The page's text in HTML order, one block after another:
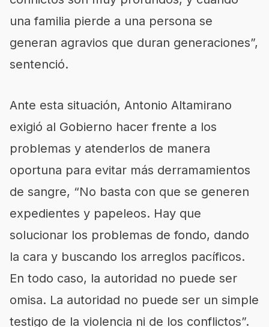
una familia pierde a una persona se
generan agravios que duran generaciones”,
sentenció.
Ante esta situación, Antonio Altamirano
exigió al Gobierno hacer frente a los
problemas y atenderlos de manera
oportuna para evitar más derramamientos
de sangre, “No basta con que se generen
expedientes y papeleos. Hay que
solucionar los problemas de fondo, dando
la cara y buscando los arreglos pacíficos.
En todo caso, la autoridad no puede ser
omisa. La autoridad no puede ser un simple
testigo de la violencia ni de los conflictos”.